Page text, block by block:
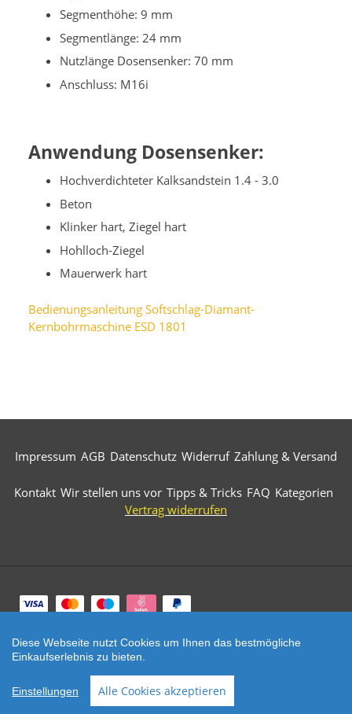
Segmenthöhe: 9 mm
Segmentlänge: 24 mm
Nutzlänge Dosensenker: 70 mm
Anschluss: M16i
Anwendung Dosensenker:
Hochverdichteter Kalksandstein 1.4 - 3.0
Beton
Klinker hart, Ziegel hart
Hohlloch-Ziegel
Mauerwerk hart
Bedienungsanleitung Softschlag-Diamant-
Kernbohrmaschine ESD 1801
Impressum AGB Datenschutz Widerruf Zahlung & Versand
Kontakt Wir stellen uns vor Tipps & Tricks FAQ Kategorien
Vertrag widerrufen
Zahlungsarten
© 2026 Märkische Diamantwerkzeuge. All Rights
Reserved.
Diese Webseite nutzt Cookies um Ihnen das bestmögliche
Einkaufserlebnis zu bieten.
Einstellungen Alle Cookies akzeptieren
aus
Bewertungen bei: ebay.de, amazon.de, shopvote.de ⓘ